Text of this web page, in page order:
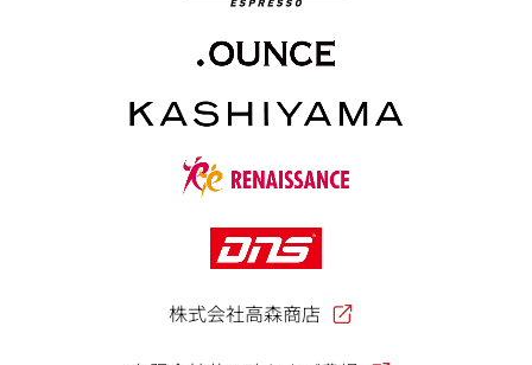
株式会社高森商店